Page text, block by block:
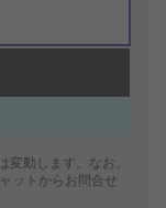
動します。なお、
ットからお問合せ